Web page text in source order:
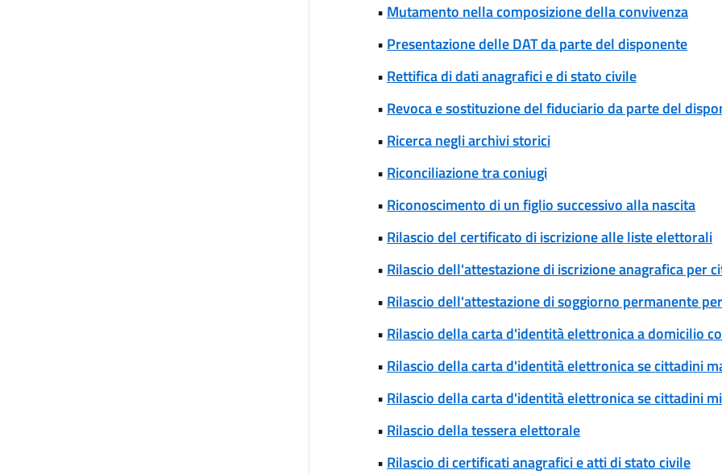
• Mutamento nella composizione della convivenza
• Presentazione delle DAT da parte del disponente
• Rettifica di dati anagrafici e di stato civile
• Revoca e sostituzione del fiduciario da parte del
• Ricerca negli archivi storici
• Riconciliazione tra coniugi
• Riconoscimento di un figlio successivo alla nascita
• Rilascio del certificato di iscrizione alle liste elettorali
• Rilascio dell'attestazione di iscrizione anagrafica per
• Rilascio dell'attestazione di soggiorno permanente
• Rilascio della carta d'identità elettronica a domicilio
• Rilascio della carta d'identità elettronica se cittadini
• Rilascio della carta d'identità elettronica se cittadini
• Rilascio della tessera elettorale
• Rilascio di certificati anagrafici e atti di stato civile